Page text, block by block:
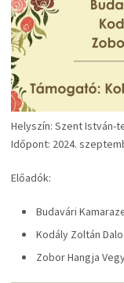
Helyszín: Szent István-
Időpont: 2024.
Előadók:
Budavári
Kodály Zoltán
Zobor Hangja